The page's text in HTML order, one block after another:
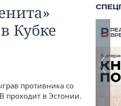
Кубке
противника со
проходит в Эстонии.